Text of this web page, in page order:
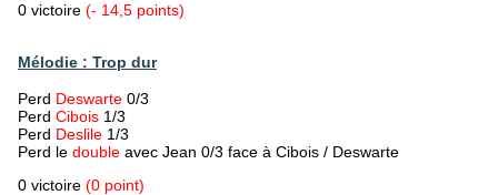
0 victoire (- 14,5 points)
Mélodie : Trop dur
Perd Deswarte 0/3
Perd Cibois 1/3
Perd Deslile 1/3
Perd le double avec Jean 0/3 face à Cibois / Deswarte
0 victoire (0 point)